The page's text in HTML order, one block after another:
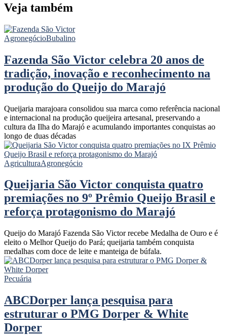
Veja também
AgronegócioBubalino
Fazenda São Victor celebra 20 anos de
tradição, inovação e reconhecimento na
produção do Queijo do Marajó
Queijaria marajoara consolidou sua marca como referência nacional
e internacional na produção queijeira artesanal, preservando a
cultura da Ilha do Marajó e acumulando importantes conquistas ao
longo de duas décadas
AgriculturaAgronegócio
Queijaria São Victor conquista quatro
premiações no 9º Prêmio Queijo Brasil e
reforça protagonismo do Marajó
Queijo do Marajó Fazenda São Victor recebe Medalha de Ouro e é
eleito o Melhor Queijo do Pará; queijaria também conquista
medalhas com doce de leite e manteiga de búfala.
Pecuária
ABCDorper lança pesquisa para
estruturar o PMG Dorper & White
Dorper